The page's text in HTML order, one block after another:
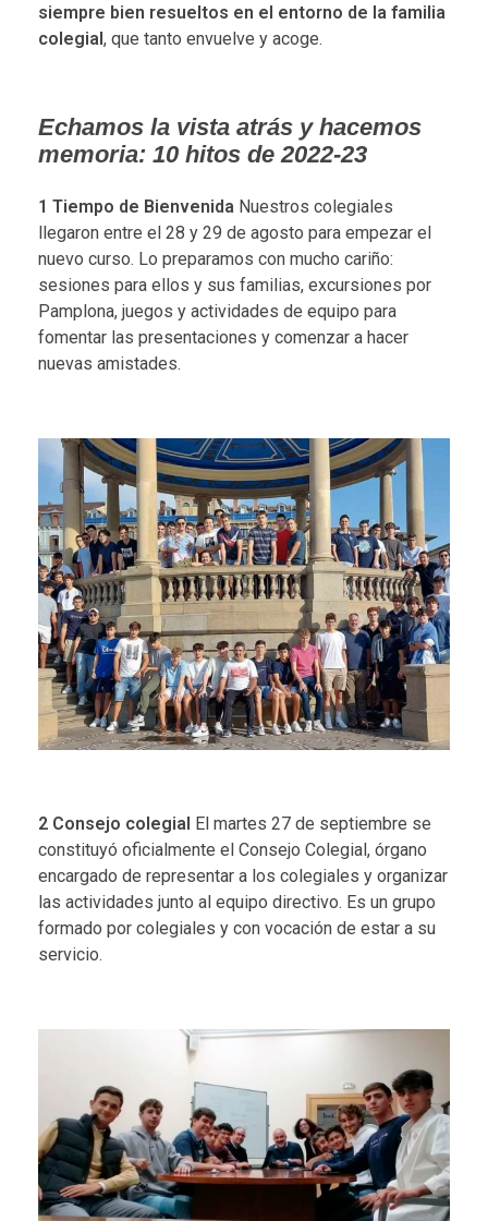
siempre bien resueltos en el entorno de la familia
colegial, que tanto envuelve y acoge.
Echamos la vista atrás y hacemos
memoria: 10 hitos de 2022-23
1 Tiempo de Bienvenida Nuestros colegiales
llegaron entre el 28 y 29 de agosto para empezar el
nuevo curso. Lo preparamos con mucho cariño:
sesiones para ellos y sus familias, excursiones por
Pamplona, juegos y actividades de equipo para
fomentar las presentaciones y comenzar a hacer
nuevas amistades.
2 Consejo colegial El martes 27 de septiembre se
constituyó oficialmente el Consejo Colegial, órgano
encargado de representar a los colegiales y organizar
las actividades junto al equipo directivo. Es un grupo
formado por colegiales y con vocación de estar a su
servicio.